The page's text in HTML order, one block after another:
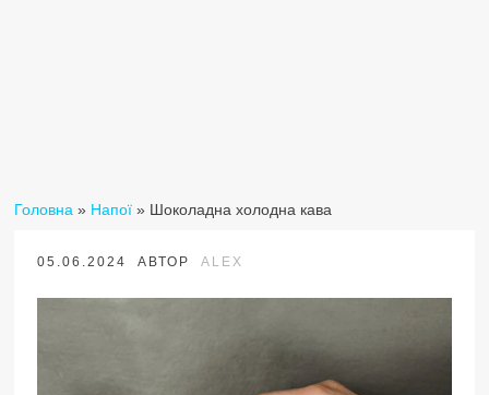
Головна » Напої » Шоколадна холодна кава
05.06.2024 АВТОР ALEX